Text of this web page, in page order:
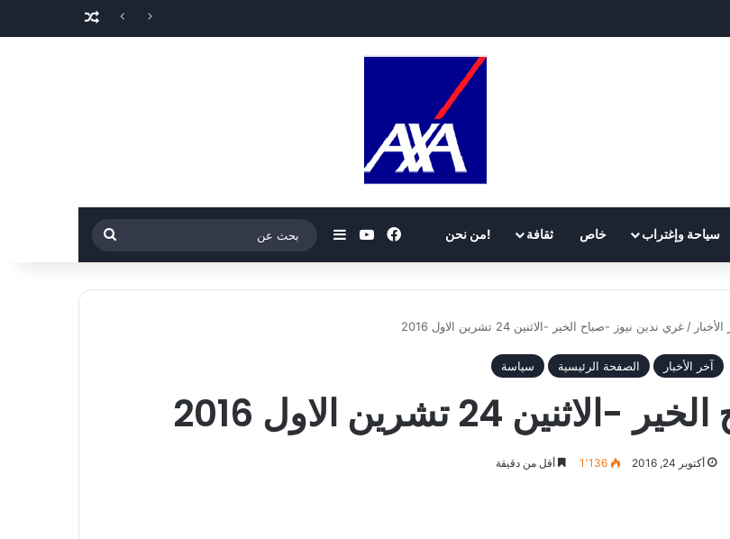
مقال عشوائي
سياحة وإغتراب خاص ثقافة !من نحن فيسبوك‫YouTubeإضافة عمود جانبي
بحث
عن
/ غري ندين نيوز -صباح الخير -الاثنين 24 تشرين الاول 2016
آخر الأخبار الصفحة الرئيسية سياسة
24 تشرين الاول 2016
أكتوبر 24, 2016 1٬136 أقل من دقيقة